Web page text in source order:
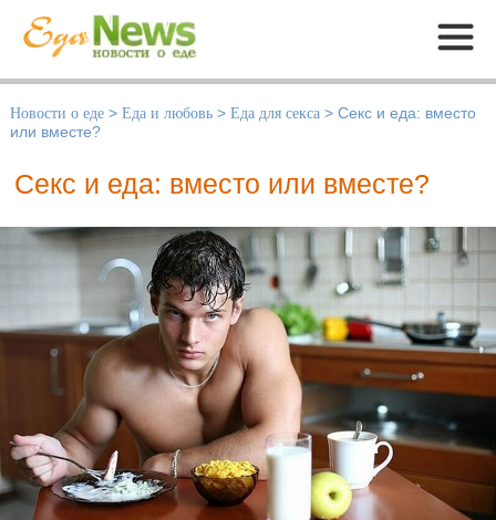
Меню
Новости о еде > Еда и любовь > Еда для секса > Секс и еда: вместо
или вместе?
Секс и еда: вместо или вместе?